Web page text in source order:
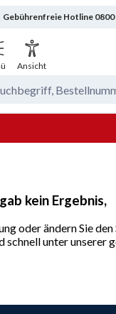
Gebührenfreie Hotline 0800
Ansicht
kein Ergebnis,
oder ändern Sie
schnell unter unserer